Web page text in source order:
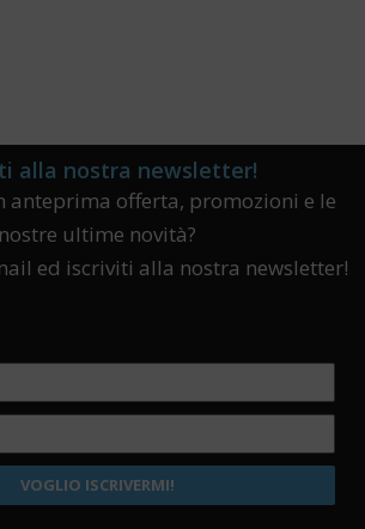
alla nostra newsletter!
anteprima offerta, promozioni e le
nostre ultime novità?
ed iscriviti alla nostra newsletter!
VOGLIO ISCRIVERMI!